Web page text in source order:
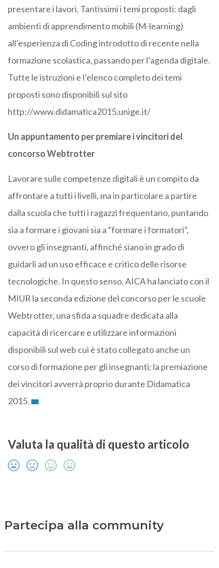
presentare i lavori. Tantissimi i temi proposti: dagli
ambienti di apprendimento mobili (M-learning)
all’esperienza di Coding introdotto di recente nella
formazione scolastica, passando per l’agenda digitale.
Tutte le istruzioni e l’elenco completo dei temi
proposti sono disponibili sul sito
http://www.didamatica2015.unige.it/
Un appuntamento per premiare i vincitori del
concorso Webtrotter
Lavorare sulle competenze digitali è un compito da
affrontare a tutti i livelli, ma in particolare a partire
dalla scuola che tutti i ragazzi frequentano, puntando
sia a formare i giovani sia a “formare i formatori”,
ovvero gli insegnanti, affinché siano in grado di
guidarli ad un uso efficace e critico delle risorse
tecnologiche. In questo senso, AICA ha lanciato con il
MIUR la seconda edizione del concorso per le scuole
Webtrotter, una sfida a squadre dedicata alla
capacità di ricercare e utilizzare informazioni
disponibili sul web cui è stato collegato anche un
corso di formazione per gli insegnanti; la premiazione
dei vincitori avverrà proprio durante Didamatica
2015.
Valuta la qualità di questo articolo
Partecipa alla community